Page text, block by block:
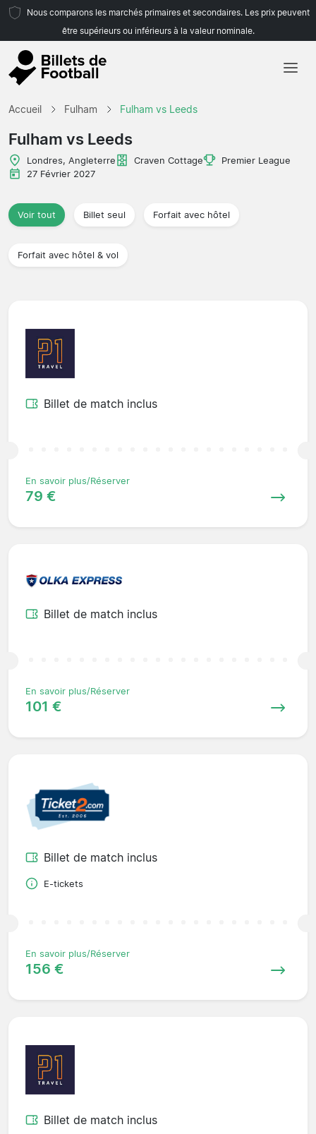
Nous comparons les marchés primaires et secondaires. Les prix peuvent
être supérieurs ou inférieurs à la valeur nominale.
Accueil Fulham Fulham vs Leeds
Fulham vs Leeds
Londres, Angleterre Craven Cottage
Premier League
27 Février 2027
Voir tout Billet seul Forfait avec hôtel
Forfait avec hôtel & vol
Billet de match inclus
En savoir plus/Réserver
79 €
Billet de match inclus
En savoir plus/Réserver
101 €
Billet de match inclus
E-tickets
En savoir plus/Réserver
156 €
Billet de match inclus